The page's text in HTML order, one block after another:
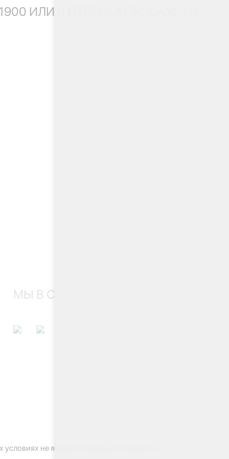
ИЛИ В ОТДЕЛАХ ПРОДАЖ: УЛ.
МЫ В СОЦСЕТЯХ
не является публичной офертой,